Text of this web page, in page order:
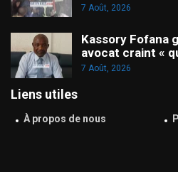
7 Août, 2026
Kassory Fofana
avocat craint «
7 Août, 2026
Liens utiles
À propos de nous